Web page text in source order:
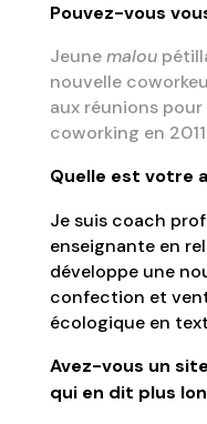
Pouvez-vous
Jeunemalou
nouvelle
aux réunions
coworking en
Quelle est votre
Je suis coach
enseignante en
développe une
confection et
écologique en
Avez-vous un
qui en dit plus